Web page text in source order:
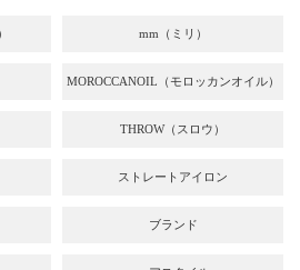
mm（ミリ）
MOROCCANOIL（モロッカンオイル）
THROW（スロウ）
ストレートアイロン
ブランド